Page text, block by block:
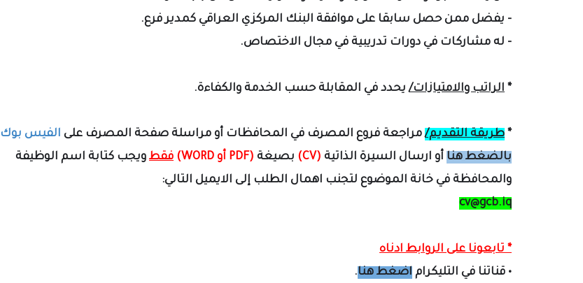
- يفضل ممن حصل سابقا على موافقة البنك المركزي العراقي كمدير فرع.
- له مشاركات في دورات تدريبية في مجال الاختصاص.
* الراتب والامتيازات/يحدد في المقابلة حسب الخدمة والكفاءة.
* طريقة التقديم/مراجعة فروع المصرف في المحافظات أو مراسلة صفحة المصرف على الفيس بوك
بالضغط هنا أو ارسال السيرة الذاتية (CV) بصيغة (PDF أو WORD) فقطويجب كتابة اسم الوظيفة
والمحافظة في خانة الموضوع لتجنب اهمال الطلب إلى الايميل التالي:
cv@gcb.iq
* تابعونا على الروابط ادناه
• قناتنا في التليكرام اضغط هنا.